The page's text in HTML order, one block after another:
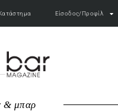
Είσοδος/Προφίλ
& μπαρ